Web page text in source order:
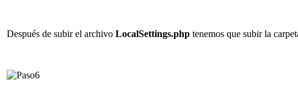
Después de subir el archivo LocalSettings.php tenemos que subir la